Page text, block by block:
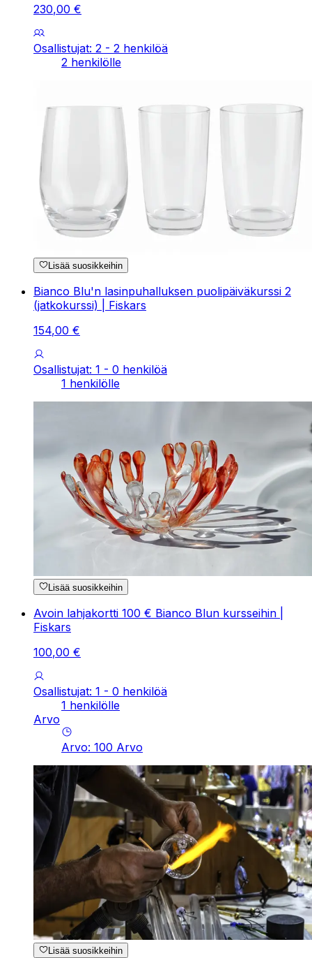
230,00 €
Osallistujat: 2 - 2 henkilöä
2 henkilölle
Lisää suosikkeihin
Bianco Blu'n lasinpuhalluksen puolipäiväkurssi 2
(jatkokurssi) | Fiskars
154,00 €
Osallistujat: 1 - 0 henkilöä
1 henkilölle
Lisää suosikkeihin
Avoin lahjakortti 100 € Bianco Blun kursseihin |
Fiskars
100,00 €
Osallistujat: 1 - 0 henkilöä
1 henkilölle
Arvo
Arvo: 100 Arvo
Lisää suosikkeihin